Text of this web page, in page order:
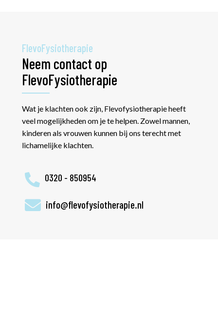
FlevoFysiotherapie
Neem contact op
FlevoFysiotherapie
Wat je klachten ook zijn, Flevofysiotherapie heeft
veel mogelijkheden om je te helpen. Zowel mannen,
kinderen als vrouwen kunnen bij ons terecht met
lichamelijke klachten.
 0320 - 850954
 info@flevofysiotherapie.nl